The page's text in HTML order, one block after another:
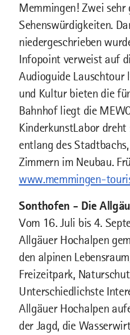
Memmingen! Zwei sehr
Sehenswürdigkeiten.
niedergeschrieben
Infopoint verweist auf
Audioguide Lauschtour
und Kultur bieten die
Bahnhof liegt die
KinderkunstLabor dreht
entlang des
Zimmern im Neubau.
www.memmingen-
Sonthofen - Die
Vom 16. Juli bis 4.
Allgäuer Hochalpen
den alpinen
Freizeitpark,
Unterschiedlichste
Allgäuer Hochalpen
der Jagd, die